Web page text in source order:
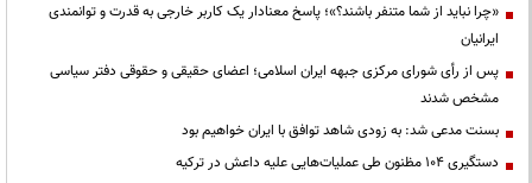
«چرا نباید از شما متنفر باشند؟»؛ پاسخ معنادار یک کاربر خارجی به قدرت و توانمندی
ایرانیان
پس از رأی شورای مرکزی جبهه ایران اسلامی؛ اعضای حقیقی و حقوقی دفتر سیاسی
مشخص شدند
بسنت مدعی شد: به زودی شاهد توافق با ایران خواهیم بود
دستگیری ۱۰۴ مظنون طی عملیات‌هایی علیه داعش در ترکیه